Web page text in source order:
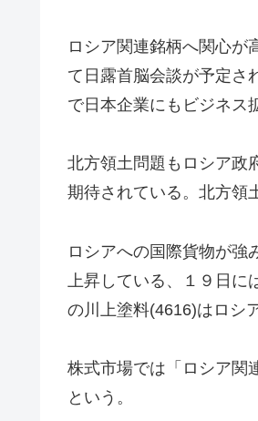
ロシア関連銘柄へ関心が
て日露首脳会談が予定さ
で日本企業にもビジネス
北方領土問題もロシア政
期待されている。北方領
ロシアへの国際貨物が強
上昇している、１９日
の川上塗料(4616)はロシ
株式市場では「ロシア関
という。